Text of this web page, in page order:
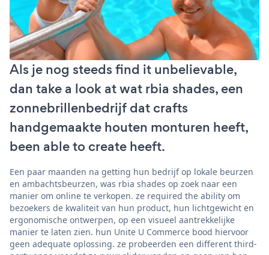
Als je nog steeds find it unbelievable,
dan take a look at wat rbia shades, een
zonnebrillenbedrijf dat crafts
handgemaakte houten monturen heeft,
been able to create heeft.
Een paar maanden na getting hun bedrijf op lokale beurzen
en ambachtsbeurzen, was rbia shades op zoek naar een
manier om online te verkopen. ze required the ability om
bezoekers de kwaliteit van hun product, hun lichtgewicht en
ergonomische ontwerpen, op een visueel aantrekkelijke
manier te laten zien. hun Unite U Commerce bood hiervoor
geen adequate oplossing. ze probeerden een different third-